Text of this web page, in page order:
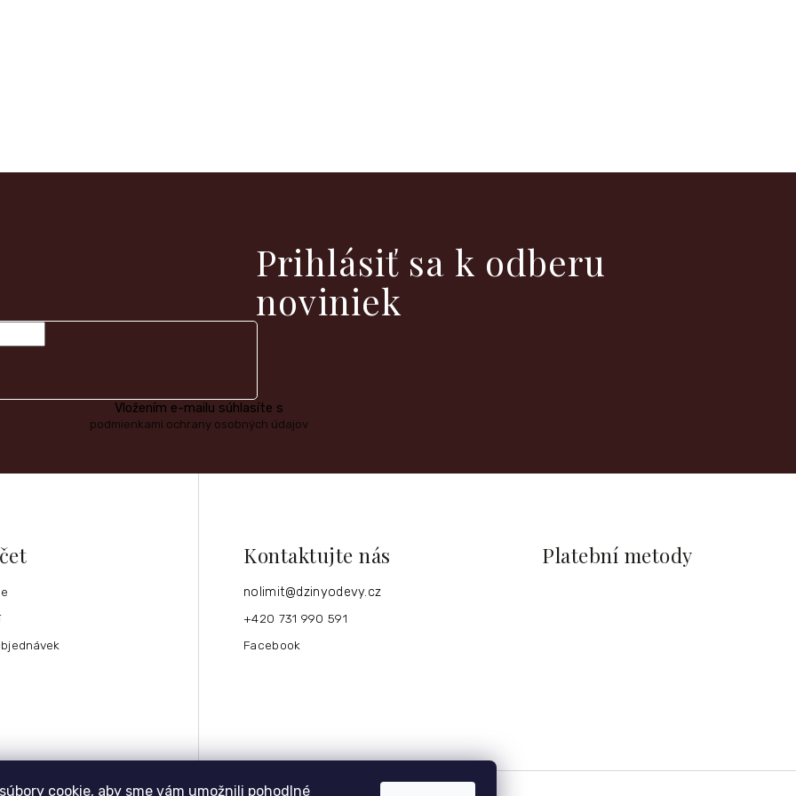
cookie, aby sme vám umožnili pohodlné
Prihlásiť sa k odberu
noviniek
Vložením e-mailu súhlasíte s
podmienkami ochrany osobných údajov
Kontaktujte nás
nolimit@dzinyodevy.cz
+420 731 990 591
Facebook
Platební metody